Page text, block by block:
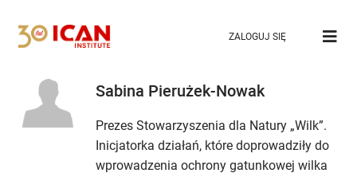
ZALOGUJ SIĘ
Sabina Pierużek-Nowak
Prezes Stowarzyszenia dla Natury „Wilk”.
Inicjatorka działań, które doprowadziły do
wprowadzenia ochrony gatunkowej wilka